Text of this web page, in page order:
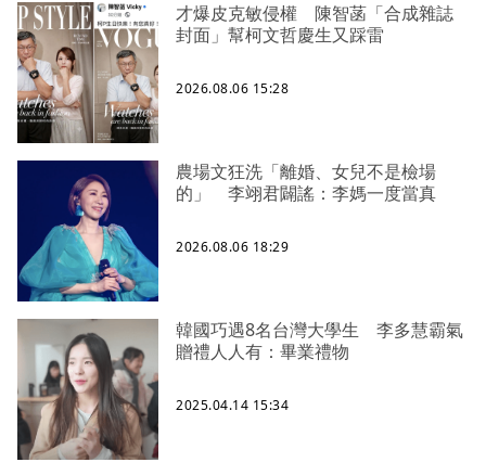
才爆皮克敏侵權 陳智菡「合成雜誌
封面」幫柯文哲慶生又踩雷
2026.08.06 15:28
農場文狂洗「離婚、女兒不是檢場
的」 李翊君闢謠：李媽一度當真
2026.08.06 18:29
韓國巧遇8名台灣大學生 李多慧霸氣
贈禮人人有：畢業禮物
2025.04.14 15:34